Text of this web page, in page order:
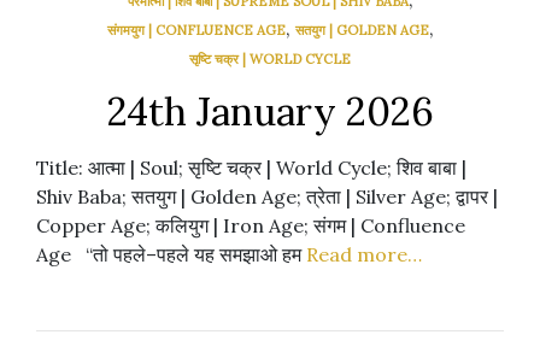
संगमयुग | CONFLUENCE AGE,सतयुग | GOLDEN AGE,
सृष्टि चक्र | WORLD CYCLE
24th January 2026
Title: आत्मा | Soul; सृष्टि चक्र | World Cycle; शिव बाबा |
Shiv Baba; सतयुग | Golden Age; त्रेता | Silver Age; द्वापर |
Copper Age; कलियुग | Iron Age; संगम | Confluence
Age “तो पहले–पहले यह समझाओ हम Read more…